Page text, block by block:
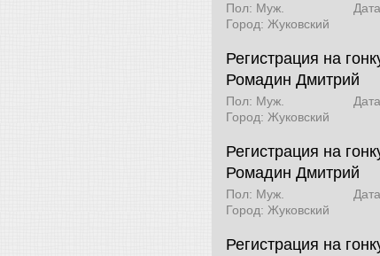
Пол: Муж.
Город: Жуковский
Регистрация на
Ромадин Дмитрий
Пол: Муж.
Город: Жуковский
Регистрация на
Ромадин Дмитрий
Пол: Муж.
Город: Жуковский
Регистрация на